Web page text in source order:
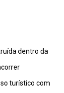
dentro da
turístico com